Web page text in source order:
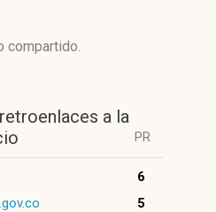
compartido.
a la
PR
6
5